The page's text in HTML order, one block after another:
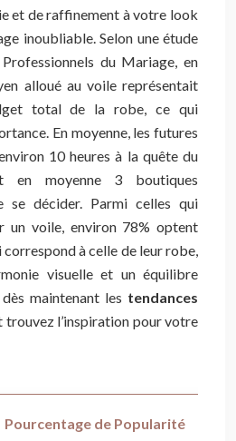
et de raffinement à votre look
inoubliable. Selon une étude
du Mariage, en
alloué au voile représentait
total de la robe, ce qui
En moyenne, les futures
10 heures à la quête du
en moyenne 3 boutiques
se décider. Parmi celles qui
un voile, environ 78% optent
à celle de leur robe,
visuelle et un équilibre
maintenant les tendances
trouvez l’inspiration pour votre
Pourcentage de Popularité